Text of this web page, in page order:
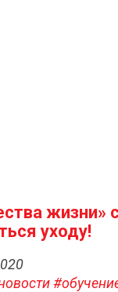
жизни»
уходу!